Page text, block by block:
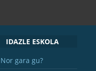
IDAZLE ESKOLA
Nor gara gu?